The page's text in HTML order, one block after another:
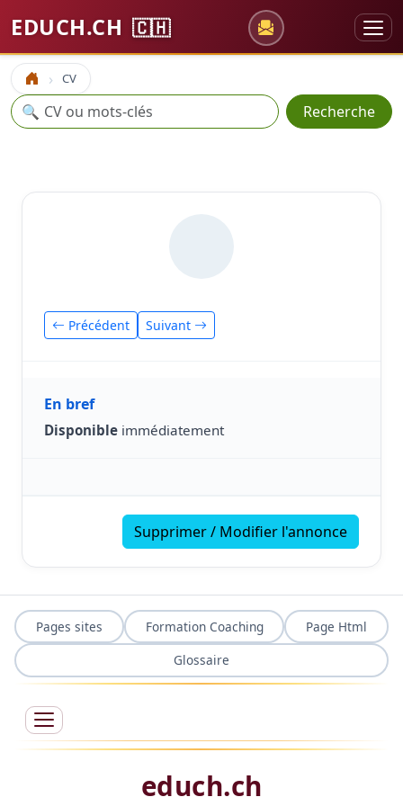
EDUCH.CH 🇨🇭
Accueil CV
Recherche
🔍 Recherche
Précédent Suivant
En bref
Disponible immédiatement
Supprimer / Modifier l'annonce
Pages sites Formation Coaching
Page Html
Glossaire
educh.ch